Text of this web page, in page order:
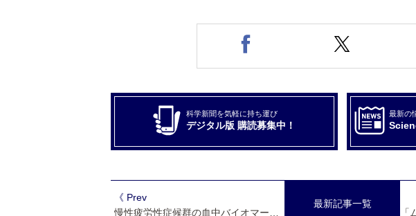
科学新聞を気軽に持ち運び
デジタル版 購読募集中！
最新の
最新記事一覧
《 Prev